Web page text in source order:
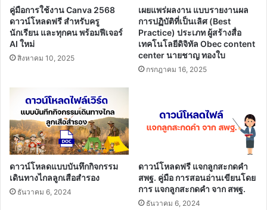
คู่มือการใช้งาน Canva 2568
ดาวน์โหลดฟรี สำหรับครู
นักเรียน และทุกคน พร้อมฟีเจอร์
AI ใหม่
สิงหาคม 10, 2025
เผยแพร่ผลงาน แบบรายงานผล
การปฏิบัติที่เป็นเลิศ (Best
Practice) ประเภท ผู้สร้างสื่อ
เทคโนโลยีดิจิทัล Obec content
center นายชาญ ทองใบ
กรกฎาคม 16, 2025
ดาวน์โหลดแบบบันทึกกิจกรรม
เดินทางไกลลูกเสือสำรอง
ธันวาคม 6, 2024
ดาวน์โหลดฟรี แจกลูกสะกดคำ
สพฐ. คู่มือ การสอนอ่านเขียนโดย
การ แจกลูกสะกดคำ จาก สพฐ.
ธันวาคม 6, 2024